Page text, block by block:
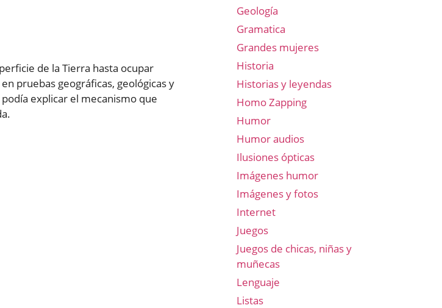
de la Tierra hasta ocupar
pruebas geográficas, geológicas y
explicar el mecanismo que
Geología
Gramatica
Grandes mujeres
Historia
Historias y leyendas
Homo Zapping
Humor
Humor audios
Ilusiones ópticas
Imágenes humor
Imágenes y fotos
Internet
Juegos
Juegos de chicas, niñas y
muñecas
Lenguaje
Listas